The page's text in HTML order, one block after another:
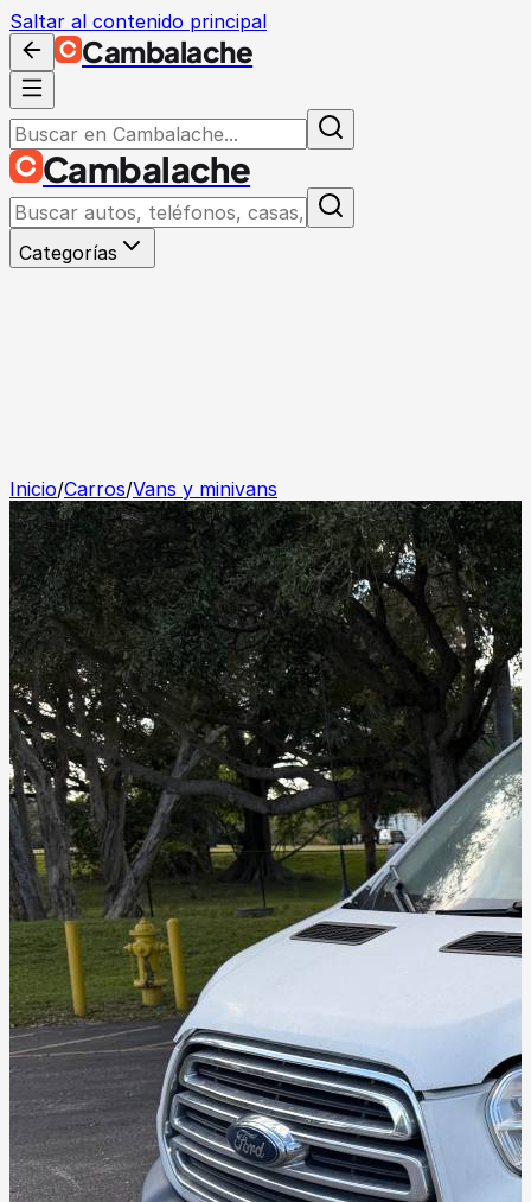
Saltar al contenido principal
Cambalache
Cambalache
Categorías
Inicio/Carros/Vans y minivans